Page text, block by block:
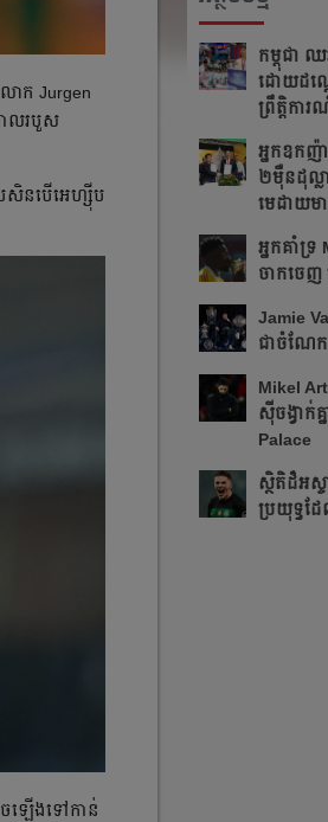
ោក Jurgen
ាលរបួស
រសិនបើអេហ្ស៊ីប
ឡើងទៅកាន់
កម្ពុជា​
ដោយដណ្ដ
ព្រឹត្ដិការ
អ្នក​ឧកញ៉
២​ម៉ឺន​ដុល្ល
មេដាយ​ម
អ្នក​គាំទ្
ចាកចេញ​
Jamie
ជា​ចំណែក​
Mikel
ស៊ី​ចង្វាក់​
Palace
ស្ថិតិ​ដ៏​អស្
ប្រយុទ្ធ​ដ